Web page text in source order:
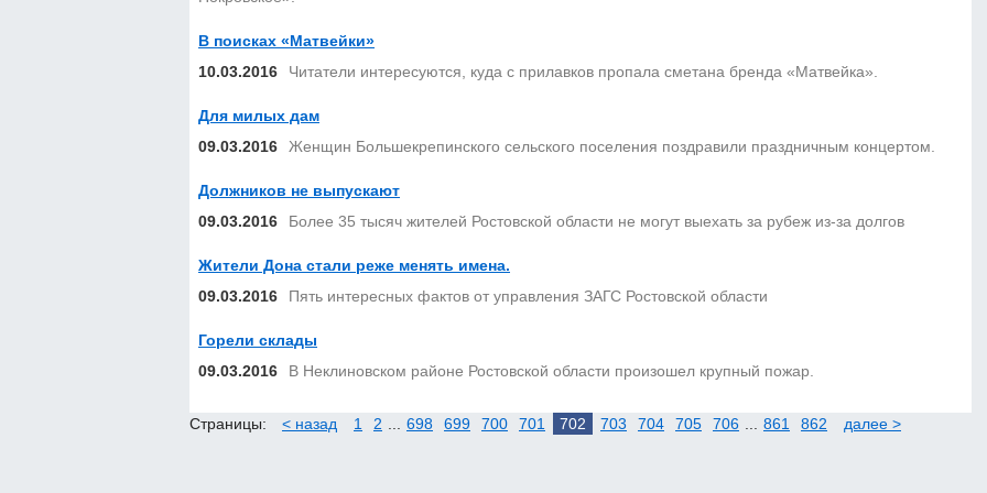
В поисках «Матвейки»
10.03.2016
Читатели интересуются, куда с прилавков пропала сметана бренда «Матвейка».
Для милых дам
09.03.2016
Женщин Большекрепинского сельского поселения поздравили праздничным концертом.
Должников не выпускают
09.03.2016
Более 35 тысяч жителей Ростовской области не могут выехать за рубеж из-за долгов
Жители Дона стали реже менять имена.
09.03.2016
Пять интересных фактов от управления ЗАГС Ростовской области
Горели склады
09.03.2016
В Неклиновском районе Ростовской области произошел крупный пожар.
Страницы: < назад 1 2 698 699 700 701 702 703 704 705 706 861 862 далее >